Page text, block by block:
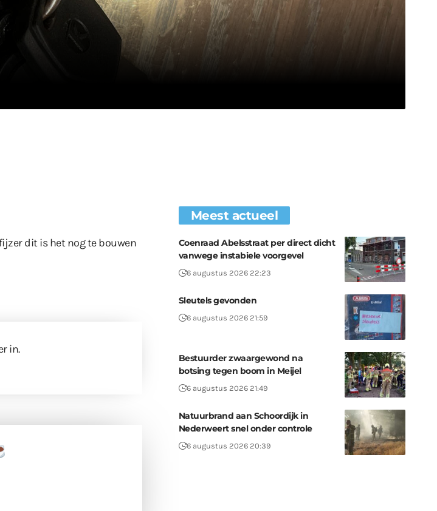
dit is het nog te bouwen
in.
Meest actueel
Coenraad Abelsstraat per direct dicht
vanwege instabiele voorgevel
6 augustus 2026 22:23
Sleutels gevonden
6 augustus 2026 21:59
Bestuurder zwaargewond na
botsing tegen boom in Meijel
6 augustus 2026 21:49
Natuurbrand aan Schoordijk in
Nederweert snel onder controle
6 augustus 2026 20:39